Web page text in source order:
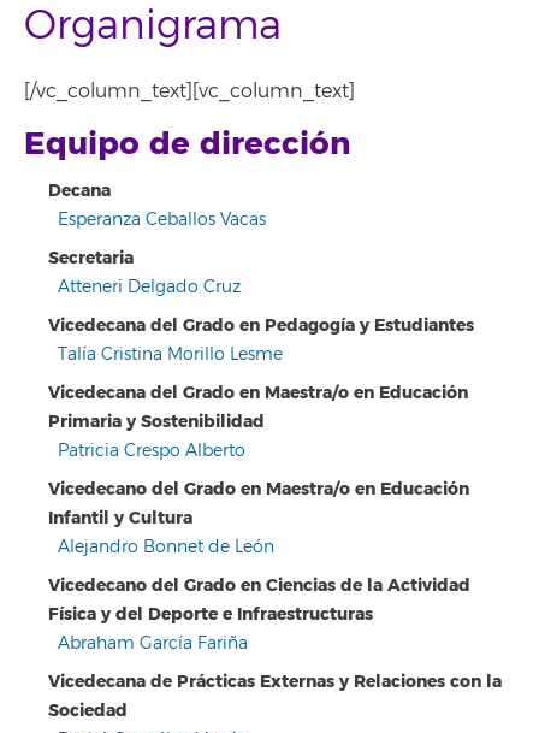
Organigrama
[/vc_column_text][vc_column_text]
Equipo de dirección
Decana
Esperanza Ceballos Vacas
Secretaria
Atteneri Delgado Cruz
Vicedecana del Grado en Pedagogía y Estudiantes
Talía Cristina Morillo Lesme
Vicedecana del Grado en Maestra/o en Educación
Primaria y Sostenibilidad
Patricia Crespo Alberto
Vicedecano del Grado en Maestra/o en Educación
Infantil y Cultura
Alejandro Bonnet de León
Vicedecano del Grado en Ciencias de la Actividad
Física y del Deporte e Infraestructuras
Abraham García Fariña
Vicedecana de Prácticas Externas y Relaciones con la
Sociedad